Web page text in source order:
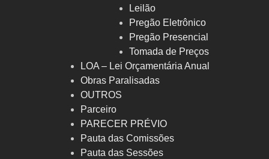
Leilão
Pregão Eletrônico
Pregão Presencial
Tomada de Preços
LOA – Lei Orçamentária Anual
Obras Paralisadas
OUTROS
Parceiro
PARECER PRÉVIO
Pauta das Comissões
Pauta das Sessões